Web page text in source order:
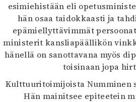
esimiehistään eli
hän osaa taidokkaasti ja
epämiellyttävimmät
ministerit kansliapäällikön
hänellä on sanottavana myös
toisinaan jopa
Kulttuuritoimijoista Numminen
Hän mainitsee epiteetein